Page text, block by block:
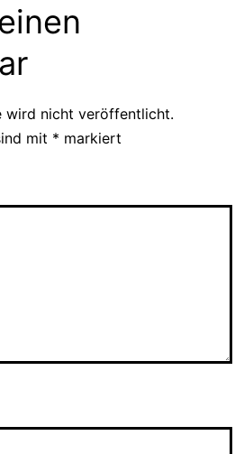
wird nicht veröffentlicht.
mit * markiert